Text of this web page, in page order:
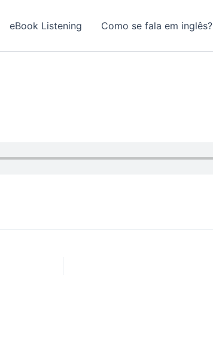
eBook Listening Como se fala em inglês?